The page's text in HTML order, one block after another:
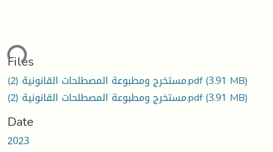
Files
مستخرج ومطبوعة المصطلحات القانونية (2).pdf(3.91 MB)
مستخرج ومطبوعة المصطلحات القانونية (2).pdf(3.91 MB)
Date
2023